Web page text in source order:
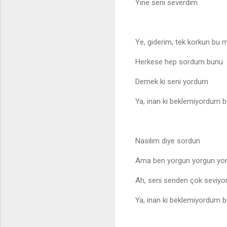
Yine seni severdim
Ye, giderim, tek korkun bu
Herkese hep sordum bunu
Demek ki seni yordum
Ya, inan ki beklemiyordum
Nasılım diye sordun
Ama ben yorgun yorgun
Ah, seni senden çok
Ya, inan ki beklemiyordum